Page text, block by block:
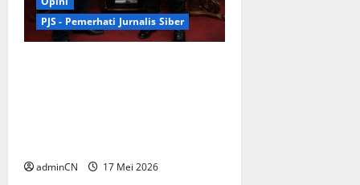
PJS - Pemerhati Jurnalis Siber
adminCN 17 Mei 2026